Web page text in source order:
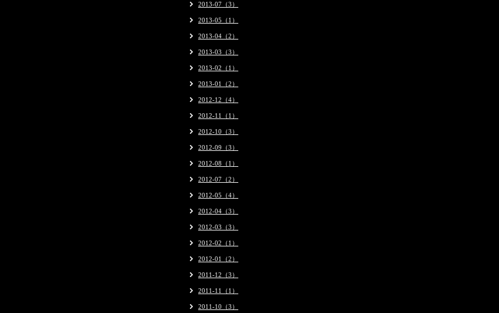
2013-07（3）
2013-05（1）
2013-04（2）
2013-03（3）
2013-02（1）
2013-01（2）
2012-12（4）
2012-11（1）
2012-10（3）
2012-09（3）
2012-08（1）
2012-07（2）
2012-05（4）
2012-04（3）
2012-03（3）
2012-02（1）
2012-01（2）
2011-12（3）
2011-11（1）
2011-10（3）